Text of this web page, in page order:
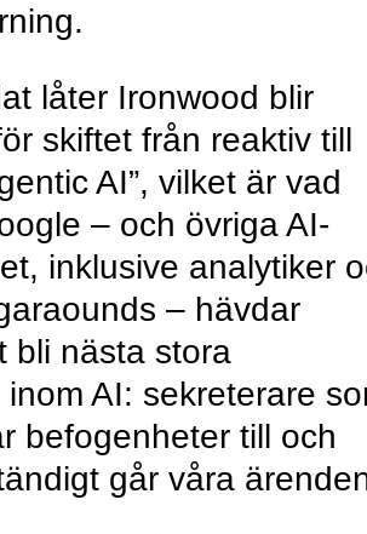
låter Ironwood blir
skiftet från reaktiv till
AI”, vilket är vad
– och övriga AI-
inklusive analytiker
– hävdar
bli nästa stora
AI: sekreterare
befogenheter till och
går våra